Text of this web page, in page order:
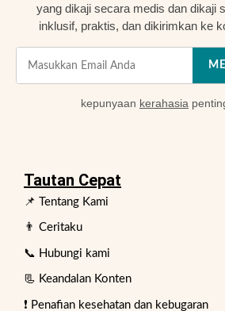
yang dikaji secara medis dan dikaji
inklusif, praktis, dan dikirimkan ke
kepunyaan kerahasia
Tautan Cepat
📌 Tentang Kami
👨 Ceritaku
📞 Hubungi kami
📃 Keandalan Konten
❗ Penafian kesehatan dan kebugaran